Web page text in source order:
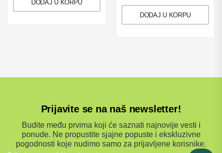
DODAJ U KORPU
DODAJ U KORPU
Prijavite se na naš newsletter!
Budite među prvima koji će saznati najnovije vesti i
ponude. Ne propustite sjajne popuste i ekskluzivne
pogodnosti koje nudimo samo za prijavljene korisnike.